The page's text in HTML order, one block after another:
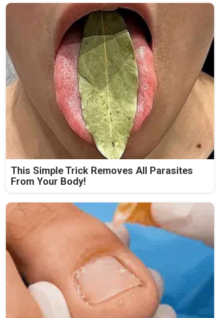
This Simple Trick Removes All Parasites
From Your Body!